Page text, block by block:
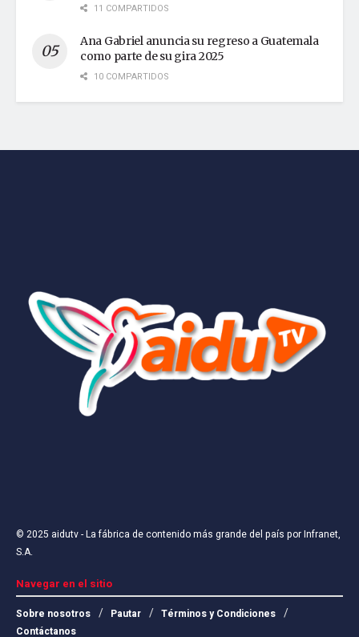
11 COMPARTIDOS
Ana Gabriel anuncia su regreso a Guatemala
como parte de su gira 2025
10 COMPARTIDOS
© 2025 aidutv- La fábrica de contenido más grande del país porInfranet,
S.A.
Navegar en el sitio
Sobre nosotros Pautar
Términos y Condiciones
Contáctanos